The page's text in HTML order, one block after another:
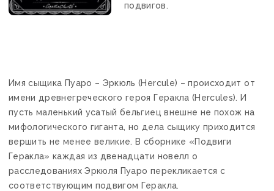
подвигов.
Имя сыщика Пуаро – Эркюль (Hercule) – происходит от
имени древнегреческого героя Геракла (Hercules). И
пусть маленький усатый бельгиец внешне не похож на
мифологического гиганта, но дела сыщику приходится
вершить не менее великие. В сборнике «Подвиги
Геракла» каждая из двенадцати новелл о
расследованиях Эркюля Пуаро перекликается с
соответствующим подвигом Геракла.